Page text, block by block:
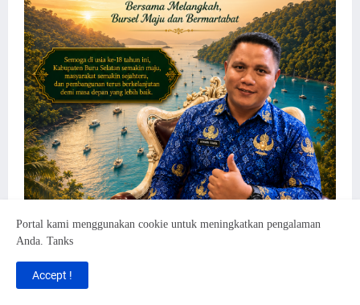
Portal kami menggunakan cookie untuk meningkatkan pengalaman
Anda. Tanks
Accept !